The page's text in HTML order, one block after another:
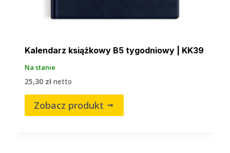
Kalendarz książkowy B5 tygodniowy | KK39
Na stanie
25,30 zł netto
Zobacz produkt